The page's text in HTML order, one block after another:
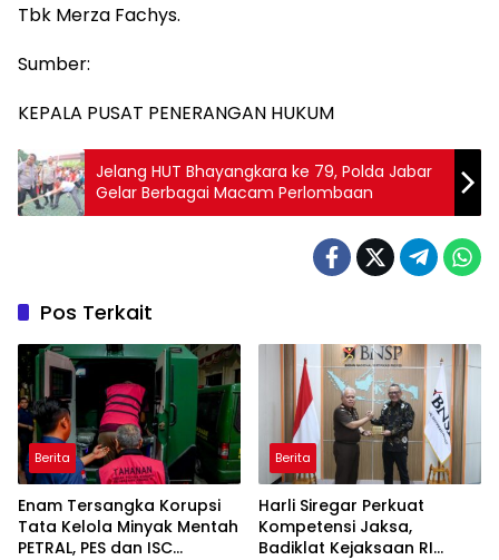
Tbk Merza Fachys.
Sumber:
KEPALA PUSAT PENERANGAN HUKUM
Jelang HUT Bhayangkara ke 79, Polda Jabar
Gelar Berbagai Macam Perlombaan
Pos Terkait
Berita
Enam Tersangka Korupsi
Tata Kelola Minyak Mentah
PETRAL, PES dan ISC
Berita
Harli Siregar Perkuat
Kompetensi Jaksa,
Badiklat Kejaksaan RI